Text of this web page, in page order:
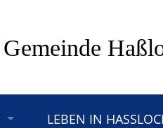
LEBEN IN HASSLOCH